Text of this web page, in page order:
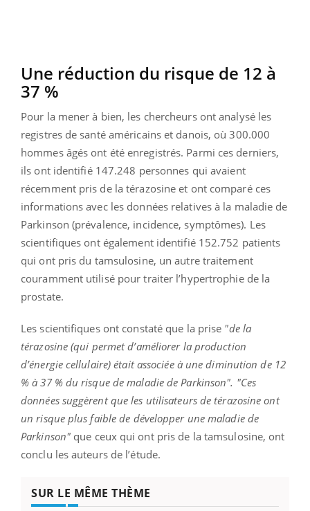
Une réduction du risque de 12 à
37 %
Pour la mener à bien, les chercheurs ont analysé les
registres de santé américains et danois, où 300.000
hommes âgés ont été enregistrés. Parmi ces derniers,
ils ont identifié 147.248 personnes qui avaient
récemment pris de la térazosine et ont comparé ces
informations avec les données relatives à la maladie de
Parkinson (prévalence, incidence, symptômes). Les
scientifiques ont également identifié 152.752 patients
qui ont pris du tamsulosine, un autre traitement
couramment utilisé pour traiter l’hypertrophie de la
prostate.
Les scientifiques ont constaté que la prise "de la
térazosine (qui permet d’améliorer la production
d’énergie cellulaire) était associée à une diminution de 12
% à 37 % du risque de maladie de Parkinson". "Ces
données suggèrent que les utilisateurs de térazosine ont
un risque plus faible de développer une maladie de
Parkinson" que ceux qui ont pris de la tamsulosine, ont
conclu les auteurs de l’étude.
SUR LE MÊME THÈME